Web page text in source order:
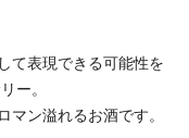
て表現できる可能性を
ー。
マン溢れるお酒です。